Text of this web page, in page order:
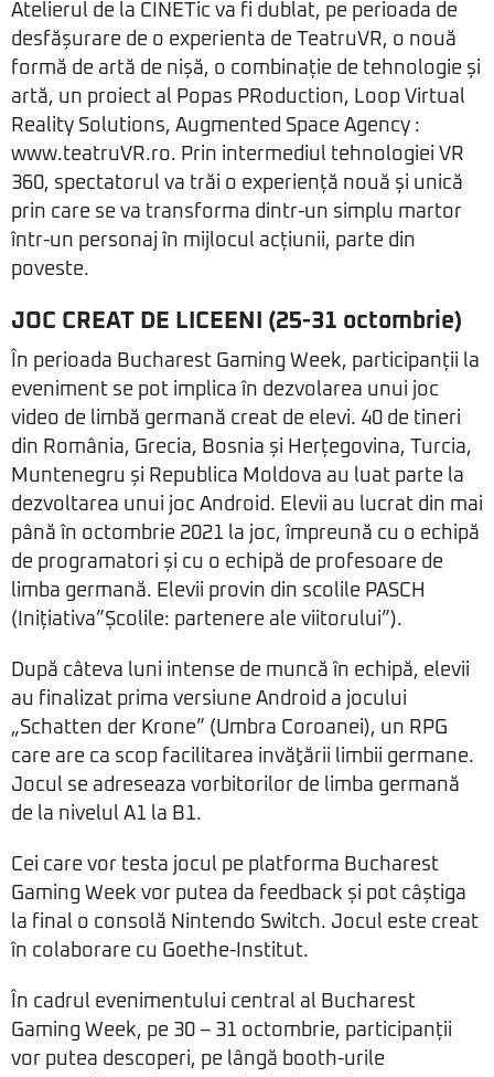
Atelierul de la CINETic va fi dublat, pe perioada de
desfășurare de o experienta de TeatruVR, o nouă
formă de artă de nișă, o combinație de tehnologie și
artă, un proiect al Popas PRoduction, Loop Virtual
Reality Solutions, Augmented Space Agency :
www.teatruVR.ro. Prin intermediul tehnologiei VR
360, spectatorul va trăi o experiență nouă și unică
prin care se va transforma dintr-un simplu martor
într-un personaj în mijlocul acțiunii, parte din
poveste.
JOC CREAT DE LICEENI (25-31 octombrie)
În perioada Bucharest Gaming Week, participanții la
eveniment se pot implica în dezvolarea unui joc
video de limbă germană creat de elevi. 40 de tineri
din România, Grecia, Bosnia și Herțegovina, Turcia,
Muntenegru și Republica Moldova au luat parte la
dezvoltarea unui joc Android. Elevii au lucrat din mai
până în octombrie 2021 la joc, împreună cu o echipă
de programatori și cu o echipă de profesoare de
limba germană. Elevii provin din scolile PASCH
(Inițiativa”Școlile: partenere ale viitorului”).
După câteva luni intense de muncă în echipă, elevii
au finalizat prima versiune Android a jocului
„Schatten der Krone” (Umbra Coroanei), un RPG
care are ca scop facilitarea invăţării limbii germane.
Jocul se adreseaza vorbitorilor de limba germană
de la nivelul A1 la B1.
Cei care vor testa jocul pe platforma Bucharest
Gaming Week vor putea da feedback și pot câștiga
la final o consolă Nintendo Switch. Jocul este creat
în colaborare cu Goethe-Institut.
În cadrul evenimentului central al Bucharest
Gaming Week, pe 30 – 31 octombrie, participanții
vor putea descoperi, pe lângă booth-urile